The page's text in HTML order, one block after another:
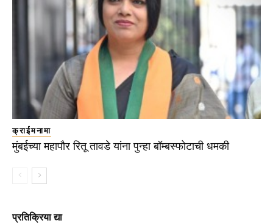
क्राईमनामा
मुंबईच्या महापौर रितू तावडे यांना पुन्हा बॉम्बस्फोटाची धमकी
प्रतिक्रिया द्या